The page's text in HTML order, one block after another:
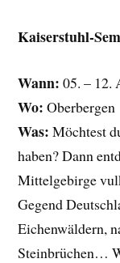
Kaiserstuhl-
Wann: 05. – 12.
Wo: Oberbergen
Was: Möchtest
haben? Dann
Mittelgebirge
Gegend
Eichenwäldern,
Steinbrüchen…